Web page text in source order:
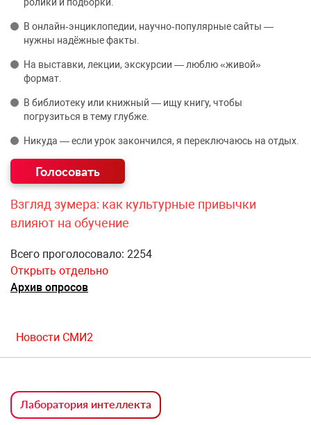
В онлайн‑энциклопедии, научно‑популярные сайты —
нужны надёжные факты.
На выставки, лекции, экскурсии — люблю «живой»
формат.
В библиотеку или книжный — ищу книгу, чтобы
погрузиться в тему глубже.
Никуда — если урок закончился, я переключаюсь на отдых.
Взгляд зумера: как культурные привычки
влияют на обучение
Всего проголосовало: 2254
Открыть отдельно
Архив опросов
Новости СМИ2
Лаборатория интеллекта